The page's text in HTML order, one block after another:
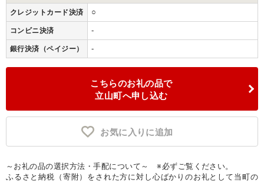
クレジットカード決済 ○
コンビニ決済 -
銀行決済（ペイジー） -
こちらのお礼の品で
立山町へ申し込む
お気に入りに追加
～お礼の品の選択方法・手配について～ ※必ずご覧ください。
ふるさと納税（寄附）をされた方に対し心ばかりのお礼として当町の